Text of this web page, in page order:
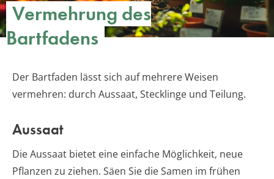
Vermehrung des
Bartfadens
Der Bartfaden lässt sich auf mehrere Weisen
vermehren: durch Aussaat, Stecklinge und Teilung.
Aussaat
Die Aussaat bietet eine einfache Möglichkeit, neue
Pflanzen zu ziehen. Säen Sie die Samen im frühen